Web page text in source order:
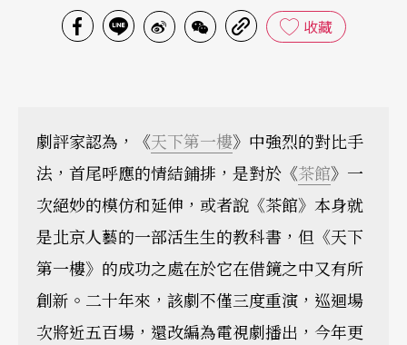
收藏
劇評家認為，《天下第一樓》中強烈的對比手
法，首尾呼應的情結鋪排，是對於《茶館》一
次絕妙的模仿和延伸，或者說《茶館》本身就
是北京人藝的一部活生生的教科書，但《天下
第一樓》的成功之處在於它在借鏡之中又有所
創新。二十年來，該劇不僅三度重演，巡迴場
次將近五百場，還改編為電視劇播出，今年更